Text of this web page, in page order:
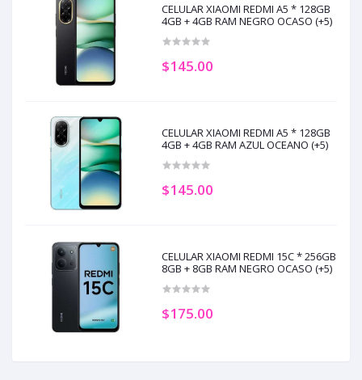
CELULAR XIAOMI REDMI A5 * 128GB
4GB + 4GB RAM NEGRO OCASO (+5)
$145.00
CELULAR XIAOMI REDMI A5 * 128GB
4GB + 4GB RAM AZUL OCEANO (+5)
$145.00
CELULAR XIAOMI REDMI 15C * 256GB
8GB + 8GB RAM NEGRO OCASO (+5)
$175.00